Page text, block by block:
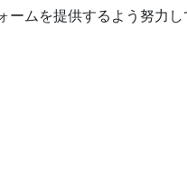
ームを提供するよう努力し